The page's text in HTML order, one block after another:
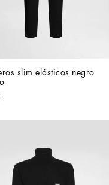
slim elásticos negro